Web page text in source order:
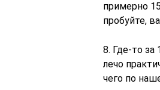
примерно
пробуйте,
8. Где-то
лечо
чего по